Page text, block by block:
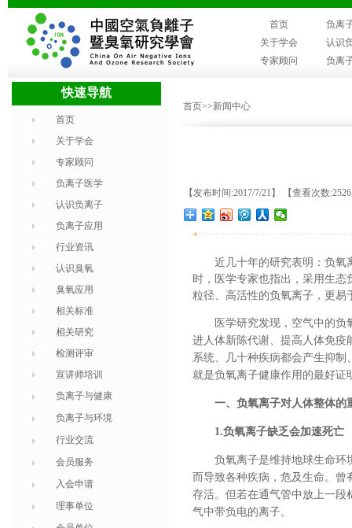
首页
负离
关于学会
认识
专家顾问
负离
快速导航
首页
关于学会
专家顾问
负离子医学
认识负离子
负离子应用
行业资讯
认识臭氧
臭氧应用
相关标准
相关研究
检测评审
宣讲师培训
负离子与健康
负离子与环境
行业交流
会员服务
入会申请
理事单位
首页>>新闻中心
【发布时间:2017/7/21】 【查看次数
+
近几十年的研究表明：负氧
时，医学专家也指出，采用生
粒径、高活性的负氧离子，更易
医学研究发现，空气中的
进人体新陈代谢、提高人体免疫
系统、几十种疾病都会产生抑
就是负氧离子健康作用的最好证
一、负氧离子对人体整体的
1.负氧离子缺乏会加速死亡
负氧离子是维持地球生命环
而导致各种疾病，危及生命。
存活。但若在通气管中放上一段
气中带负电的离子。